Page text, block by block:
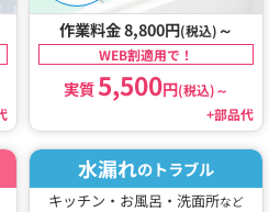
作業料金 8,800円(税込) ～
WEB割適用で！
実質5,500円(税込)～
+部品代
水漏れのトラブル
キッチン・お風呂・洗面所など